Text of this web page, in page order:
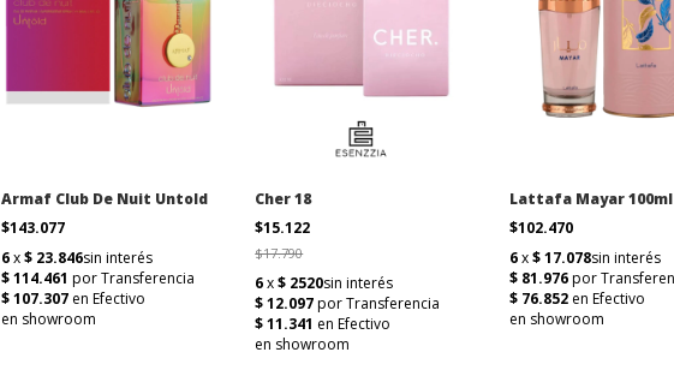
Armaf Club De Nuit Untold
$143.077
Cher 18
$15.122
$17.790
Lattafa Mayar 100ml
$102.470